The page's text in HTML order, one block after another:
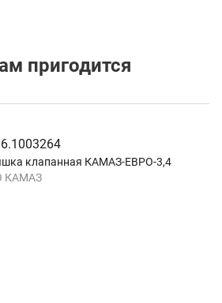
пригодится
клапанная КАМАЗ-ЕВРО-3,4
КАМАЗ